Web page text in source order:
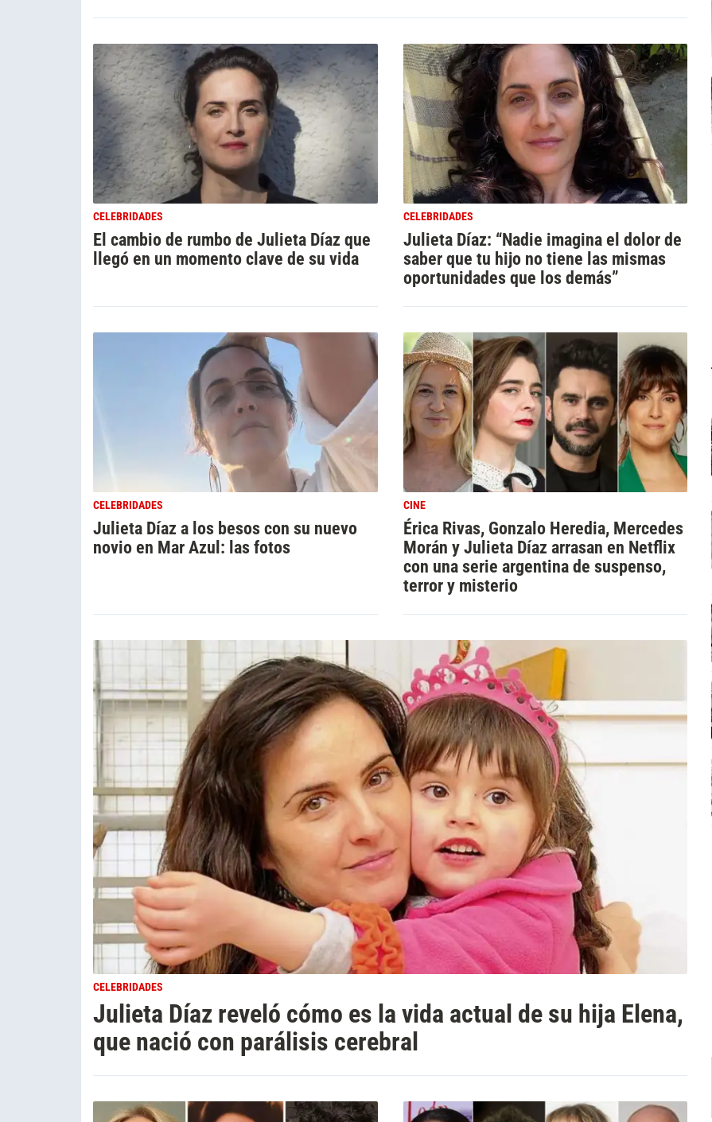
CELEBRIDADES
El cambio de rumbo de Julieta Díaz que
llegó en un momento clave de su vida
CELEBRIDADES
Julieta Díaz: “Nadie imagina el dolor de
saber que tu hijo no tiene las mismas
oportunidades que los demás”
CELEBRIDADES
Julieta Díaz a los besos con su nuevo
novio en Mar Azul: las fotos
CINE
Érica Rivas, Gonzalo Heredia, Mercedes
Morán y Julieta Díaz arrasan en Netflix
con una serie argentina de suspenso,
terror y misterio
CELEBRIDADES
Julieta Díaz reveló cómo es la vida actual de su hija Elena,
que nació con parálisis cerebral